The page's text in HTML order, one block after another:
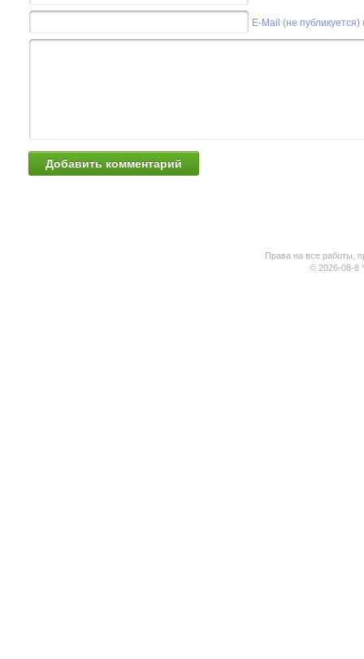
E-Mail (не
Права на все работы,
© 2026-08-8